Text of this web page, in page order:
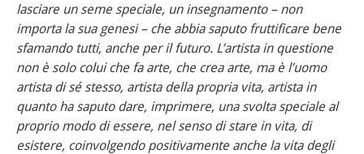
lasciare un seme speciale, un insegnamento – non
importa la sua genesi – che abbia saputo fruttificare bene
sfamando tutti, anche per il futuro. L’artista in questione
non è solo colui che fa arte, che crea arte, ma è l’uomo
artista di sé stesso, artista della propria vita, artista in
quanto ha saputo dare, imprimere, una svolta speciale al
proprio modo di essere, nel senso di stare in vita, di
esistere, coinvolgendo positivamente anche la vita degli